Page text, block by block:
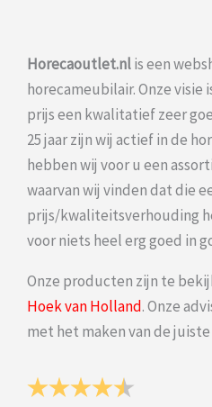
Horecaoutlet.nlis een
horecameubilair. Onze visie
prijs een kwalitatief zeer
25 jaar zijn wij actief in de
hebben wij voor u een
waarvan wij vinden dat die
prijs/kwaliteitsverhouding
voor niets heel erg goed in
Onze producten zijn te
Hoek van Holland. Onze
met het maken van de